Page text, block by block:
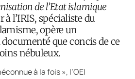
de l’Etat islamique
à l’IRIS, spécialiste du
opère un
que concis de ce
nébuleux.
à la fois », l’OEI